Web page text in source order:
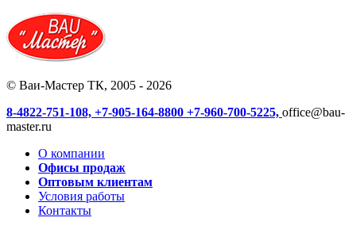
© Ваи-Мастер ТК, 2005 - 2026
8-4822-751-108, +7-905-164-8800 +7-960-700-5225, office@bau-
master.ru
О компании
Офисы продаж
Оптовым клиентам
Условия работы
Контакты